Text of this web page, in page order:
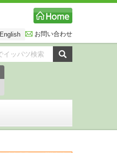
English お問い合わせ